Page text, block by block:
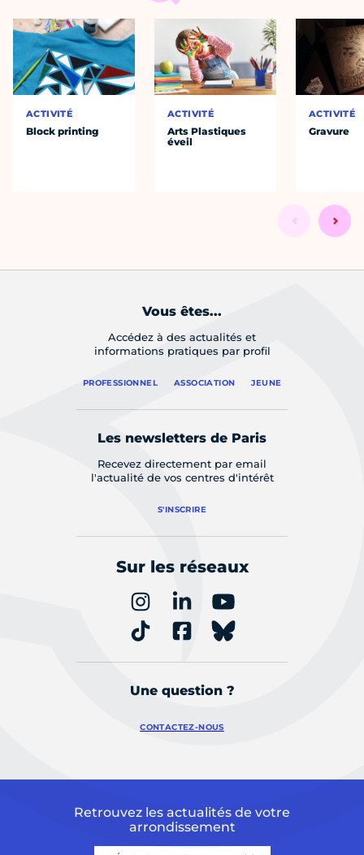
ACTIVITÉ
Block printing
ACTIVITÉ
Arts Plastiques
éveil
ACTIVITÉ
Gravure
Vous êtes...
Accédez à des actualités et
informations pratiques par profil
PROFESSIONNEL ASSOCIATION JEUNE
Les newsletters de Paris
Recevez directement par email
l'actualité de vos centres d'intérêt
S'INSCRIRE
Sur les réseaux
Une question ?
CONTACTEZ-NOUS
Retrouvez les actualités de votre
arrondissement